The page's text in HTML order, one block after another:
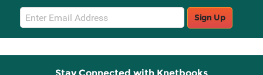
Email
Sign
Up
Sign Up